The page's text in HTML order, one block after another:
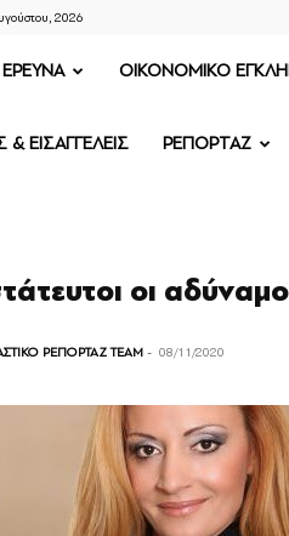
2026
ΕΡΕΥΝΑ OIKONOMIKO
& ΕΙΣΑΓΓΕΛΕΙΣ ΡΕΠΟΡΤΑΖ
οι
ΡΕΠΟΡΤΑΖ TEAM - 08/11/2020